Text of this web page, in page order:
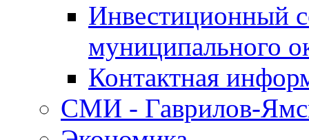
Инвестиционный
муниципального
Контактная
СМИ - Гаврилов-